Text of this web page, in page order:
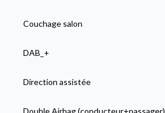
Couchage salon
DAB_+
Direction assistée
Double Airbag (conducteur+passager)